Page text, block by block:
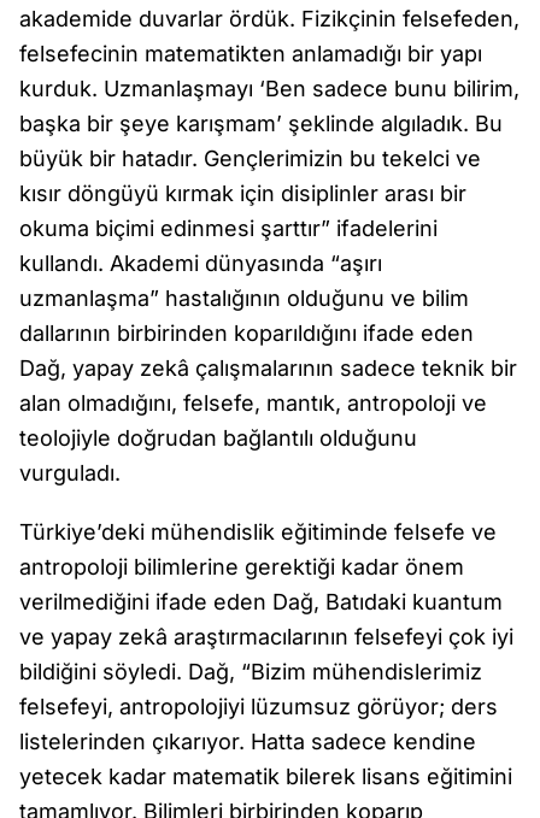
akademide duvarlar ördük. Fizikçinin felsefeden,
felsefecinin matematikten anlamadığı bir yapı
kurduk. Uzmanlaşmayı ‘Ben sadece bunu bilirim,
başka bir şeye karışmam’ şeklinde algıladık. Bu
büyük bir hatadır. Gençlerimizin bu tekelci ve
kısır döngüyü kırmak için disiplinler arası bir
okuma biçimi edinmesi şarttır” ifadelerini
kullandı. Akademi dünyasında “aşırı
uzmanlaşma” hastalığının olduğunu ve bilim
dallarının birbirinden koparıldığını ifade eden
Dağ, yapay zekâ çalışmalarının sadece teknik bir
alan olmadığını, felsefe, mantık, antropoloji ve
teolojiyle doğrudan bağlantılı olduğunu
vurguladı.
Türkiye’deki mühendislik eğitiminde felsefe ve
antropoloji bilimlerine gerektiği kadar önem
verilmediğini ifade eden Dağ, Batıdaki kuantum
ve yapay zekâ araştırmacılarının felsefeyi çok iyi
bildiğini söyledi. Dağ, “Bizim mühendislerimiz
felsefeyi, antropolojiyi lüzumsuz görüyor; ders
listelerinden çıkarıyor. Hatta sadece kendine
yetecek kadar matematik bilerek lisans eğitimini
tamamlıyor. Bilimleri birbirinden koparıp